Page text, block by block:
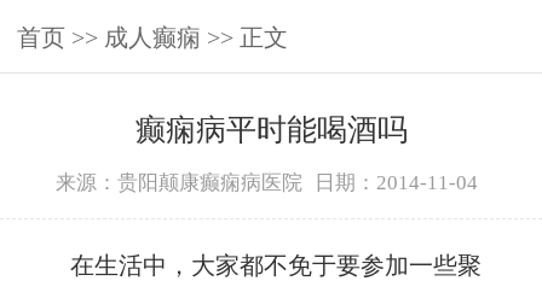
首页 >> 成人癫痫 >> 正文
癫痫病平时能喝酒吗
来源：贵阳颠康癫痫病医院 日期：2014-11-04
在生活中，大家都不免于要参加一些聚